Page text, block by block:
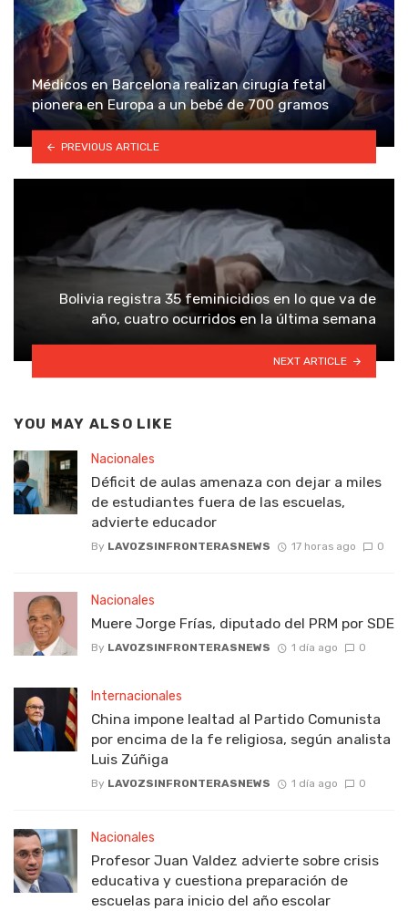
Médicos en Barcelona realizan cirugía fetal
pionera en Europa a un bebé de 700 gramos
PREVIOUS ARTICLE
Bolivia registra 35 feminicidios en lo que va de
año, cuatro ocurridos en la última semana
NEXT ARTICLE
YOU MAY ALSO LIKE
Nacionales
Déficit de aulas amenaza con dejar a miles
de estudiantes fuera de las escuelas,
advierte educador
By LAVOZSINFRONTERASNEWS 17 horas ago 0
Nacionales
Muere Jorge Frías, diputado del PRM por SDE
By LAVOZSINFRONTERASNEWS 1 día ago 0
Internacionales
China impone lealtad al Partido Comunista
por encima de la fe religiosa, según analista
Luis Zúñiga
By LAVOZSINFRONTERASNEWS 1 día ago 0
Nacionales
Profesor Juan Valdez advierte sobre crisis
educativa y cuestiona preparación de
escuelas para inicio del año escolar